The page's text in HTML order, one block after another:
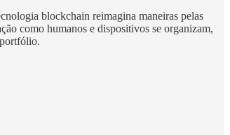
blockchain reimagina maneiras pelas
como humanos e dispositivos se organizam,